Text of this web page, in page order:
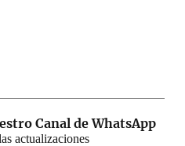
Canal de WhatsApp
actualizaciones